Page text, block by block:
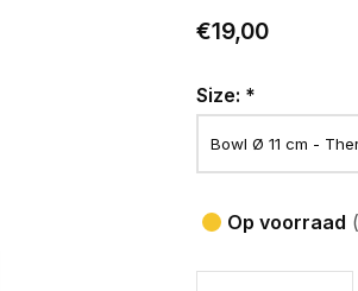
€19,00
Size: *
Op voorraad